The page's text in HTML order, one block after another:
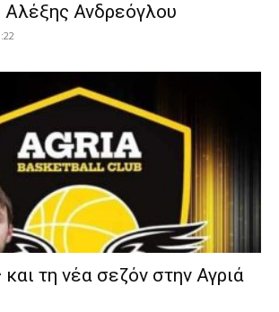
Αλέξης Ανδρεόγλου
και τη νέα σεζόν στην Αγριά